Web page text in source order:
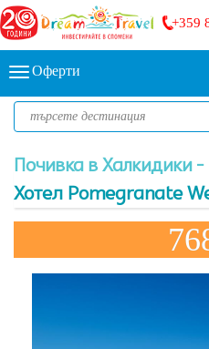
+359
Оферти
Почивка в Халкидики
Хотел Pomegranate